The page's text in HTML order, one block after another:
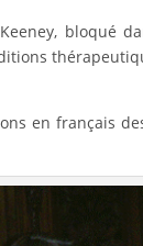
bloqué
en français